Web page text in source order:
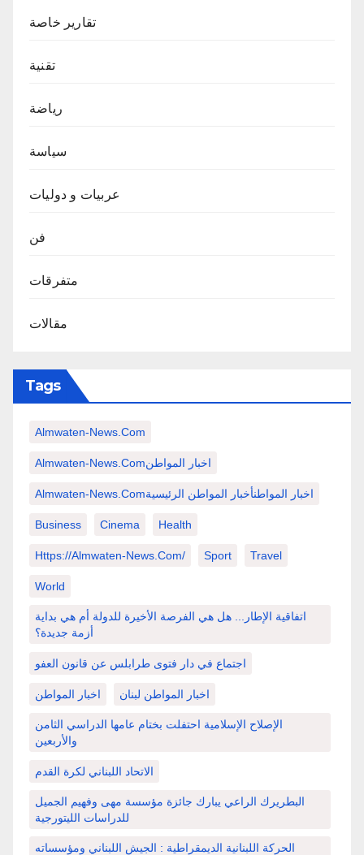
تقارير خاصة
تقنية
رياضة
سياسة
عربيات و دوليات
فن
متفرقات
مقالات
Tags
Almwaten-News.com
Almwaten-News.comاخبار المواطن
Almwaten-News.comاخبار المواطنأخبار المواطن الرئيسية
Business Cinema Health
Https://almwaten-News.com/ Sport Travel
World
اتفاقية الإطار... هل هي الفرصة الأخيرة للدولة أم هي بداية
أزمة جديدة؟
اجتماع في دار فتوى طرابلس عن قانون العفو
اخبار المواطن اخبار المواطن لبنان
الإصلاح الإسلامية احتفلت بختام عامها الدراسي الثامن
والأربعين
الاتحاد اللبناني لكرة القدم
البطريرك الراعي يبارك جائزة مؤسسة مهى وفهيم الجميل
للدراسات الليتورجية
الحركة اللبنانية الديمقراطية : الجيش اللبناني ومؤسساته